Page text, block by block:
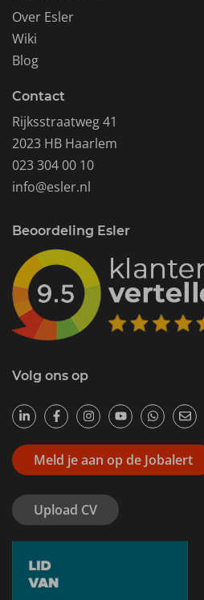
Over Esler
Wiki
Blog
Contact
Rijksstraatweg 41
2023 HB Haarlem
023 304 00 10
info@esler.nl
Beoordeling Esler
Volg ons op
Meld je aan op de Jobalert
Upload CV